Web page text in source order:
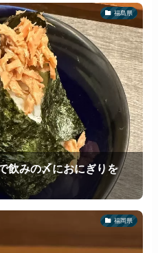
福島県
飲みの〆におにぎりを
福岡県